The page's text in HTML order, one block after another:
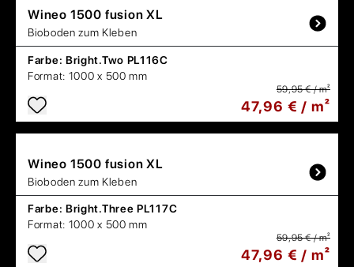
Wineo 1500 fusion XL
Bioboden zum Kleben
Farbe: Bright.Two PL116C
Format: 1000 x 500 mm
59,95 € / m²
47,96 € / m²
Wineo 1500 fusion XL
Bioboden zum Kleben
Farbe: Bright.Three PL117C
Format: 1000 x 500 mm
59,95 € / m²
47,96 € / m²